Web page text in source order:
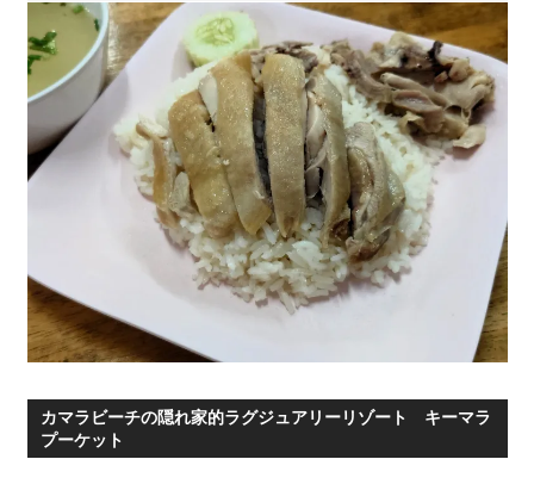
ー
カマラビーチの隠れ家的ラグジュアリーリゾート キーマラ
プーケット